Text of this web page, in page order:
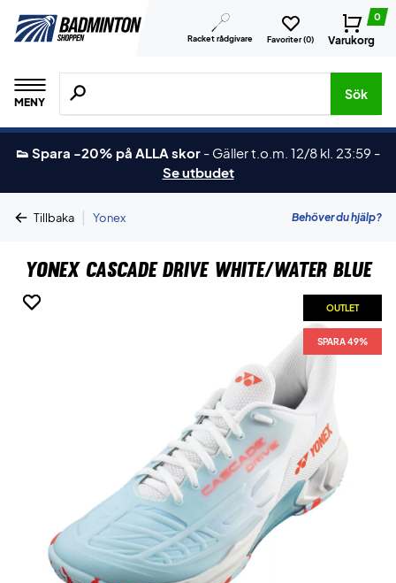
Racket rådgivare Favoriter (0)
0
Varukorg
MENY
Sök efter produkter, märken osv.
Sök
👟 Spara -20% på ALLA skor - Gäller t.o.m. 12/8 kl. 23:59 -
Se utbudet
Tillbaka | Yonex Behöver du hjälp?
Yonex Cascade Drive White/Water Blue
OUTLET
SPARA 49%
OUTLET
SPARA 49%